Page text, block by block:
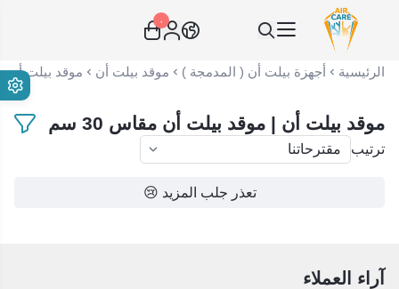
عناية الهواء | شريك سكني الاستراتيجي
٠
الرئيسية أجهزة بيلت أن ( المدمجة ) موقد بيلت أن موقد بيلت أن
موقد بيلت أن | موقد بيلت أن مقاس 30 سم
ترتيب
تعذر جلب المزيد 😢
آراء العملاء